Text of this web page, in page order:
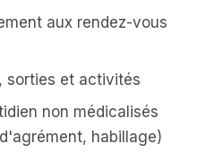
aux rendez-vous
sorties et activités
non médicalisés
habillage)